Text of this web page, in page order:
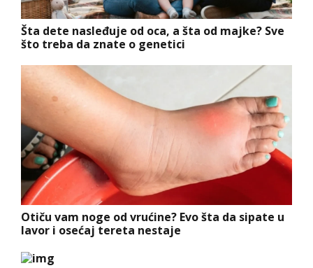
Šta dete nasleđuje od oca, a šta od majke? Sve
što treba da znate o genetici
Otiču vam noge od vrućine? Evo šta da sipate u
lavor i osećaj tereta nestaje